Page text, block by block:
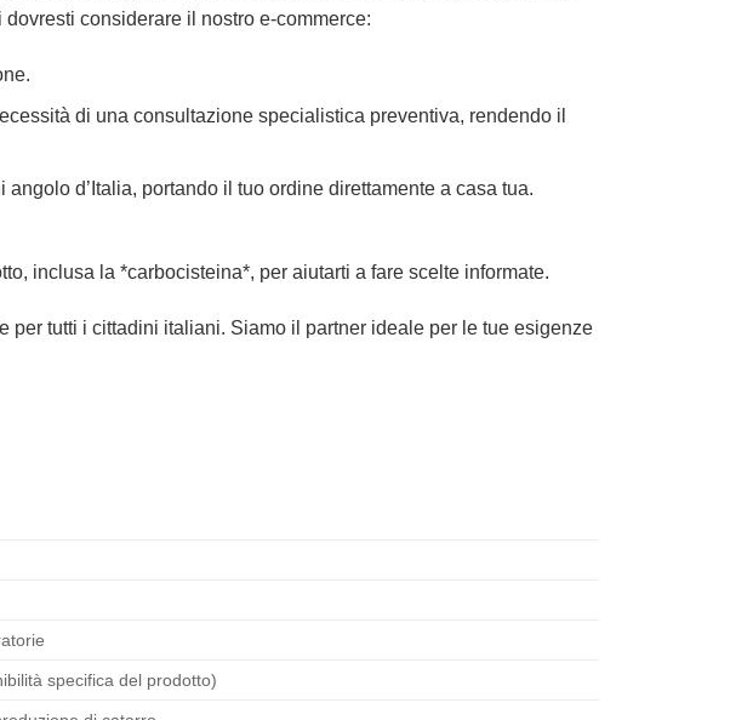
considerare il nostro e-commerce:
di una consultazione specialistica preventiva, rendendo il
d’Italia, portando il tuo ordine direttamente a casa tua.
inclusa la *carbocisteina*, per aiutarti a fare scelte informate.
per tutti i cittadini italiani. Siamo il partner ideale per le tue esigenze
specifica del prodotto)